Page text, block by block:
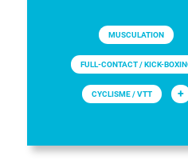
MUSCULATION
FULL-CONTACT / KICK-
CYCLISME / VTT +